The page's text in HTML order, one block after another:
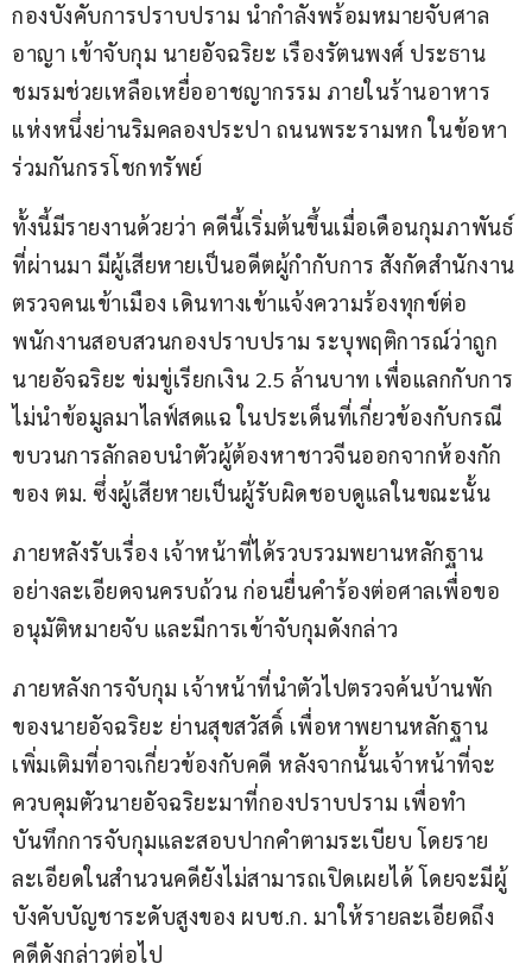
กองบังคับการปราบปราม นำกำลังพร้อมหมายจับศาล
อาญา เข้าจับกุม นายอัจฉริยะ เรืองรัตนพงศ์ ประธาน
ชมรมช่วยเหลือเหยื่ออาชญากรรม ภายในร้านอาหาร
แห่งหนึ่งย่านริมคลองประปา ถนนพระรามหก ในข้อหา
ร่วมกันกรรโชกทรัพย์
ทั้งนี้มีรายงานด้วยว่า คดีนี้เริ่มต้นขึ้นเมื่อเดือนกุมภาพันธ์
ที่ผ่านมา มีผู้เสียหายเป็นอดีตผู้กำกับการ สังกัดสำนักงาน
ตรวจคนเข้าเมือง เดินทางเข้าแจ้งความร้องทุกข์ต่อ
พนักงานสอบสวนกองปราบปราม ระบุพฤติการณ์ว่าถูก
นายอัจฉริยะ ข่มขู่เรียกเงิน 2.5 ล้านบาท เพื่อแลกกับการ
ไม่นำข้อมูลมาไลฟ์สดแฉ ในประเด็นที่เกี่ยวข้องกับกรณี
ขบวนการลักลอบนำตัวผู้ต้องหาชาวจีนออกจากห้องกัก
ของ ตม. ซึ่งผู้เสียหายเป็นผู้รับผิดชอบดูแลในขณะนั้น
ภายหลังรับเรื่อง เจ้าหน้าที่ได้รวบรวมพยานหลักฐาน
อย่างละเอียดจนครบถ้วน ก่อนยื่นคำร้องต่อศาลเพื่อขอ
อนุมัติหมายจับ และมีการเข้าจับกุมดังกล่าว
ภายหลังการจับกุม เจ้าหน้าที่นำตัวไปตรวจค้นบ้านพัก
ของนายอัจฉริยะ ย่านสุขสวัสดิ์ เพื่อหาพยานหลักฐาน
เพิ่มเติมที่อาจเกี่ยวข้องกับคดี หลังจากนั้นเจ้าหน้าที่จะ
ควบคุมตัวนายอัจฉริยะมาที่กองปราบปราม เพื่อทำ
บันทึกการจับกุมและสอบปากคำตามระเบียบ โดยราย
ละเอียดในสำนวนคดียังไม่สามารถเปิดเผยได้ โดยจะมีผู้
บังคับบัญชาระดับสูงของ ผบช.ก. มาให้รายละเอียดถึง
คดีดังกล่าวต่อไป